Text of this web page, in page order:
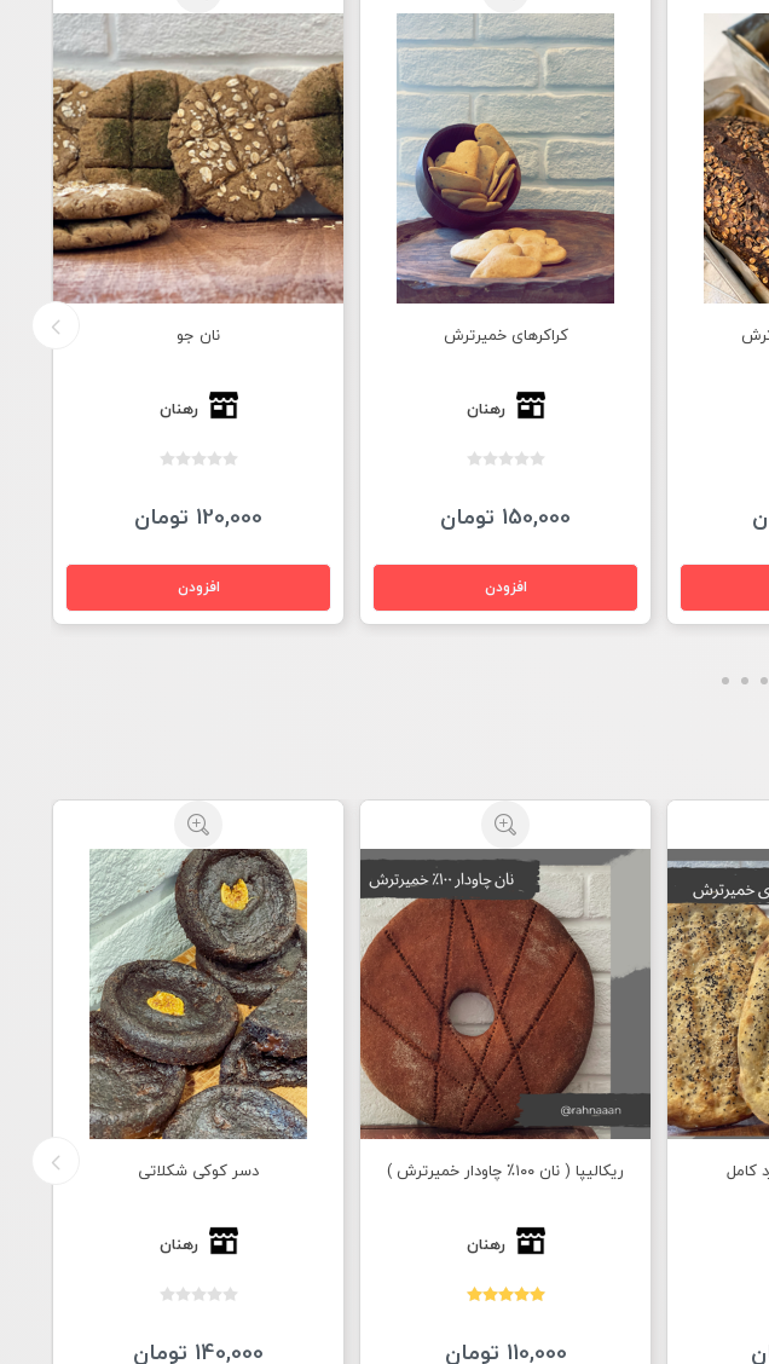
نان جو
رهنان
120,000 تومان
سبله توت و فندق
لیبن پيستری
24,000 تومان
کامل ریکالیپا ( نان ۱۰۰٪ چاودار خمیرترش )
رهنان
110,000 تومان
دسر کوکی شکلاتی
رهنان
140,000 تومان